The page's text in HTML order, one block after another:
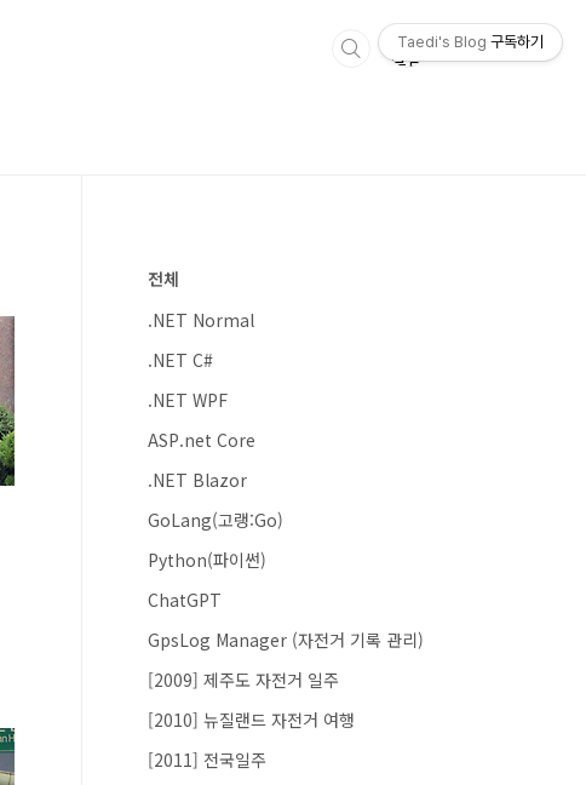
전체
.NET Normal
.NET C#
.NET WPF
ASP.net Core
.NET Blazor
GoLang(고랭:Go)
Python(파이썬)
ChatGPT
GpsLog Manager (자전거 기록 관리)
[2009] 제주도 자전거 일주
[2010] 뉴질랜드 자전거 여행
[2011] 전국일주
Taedi's Blog 구독하기